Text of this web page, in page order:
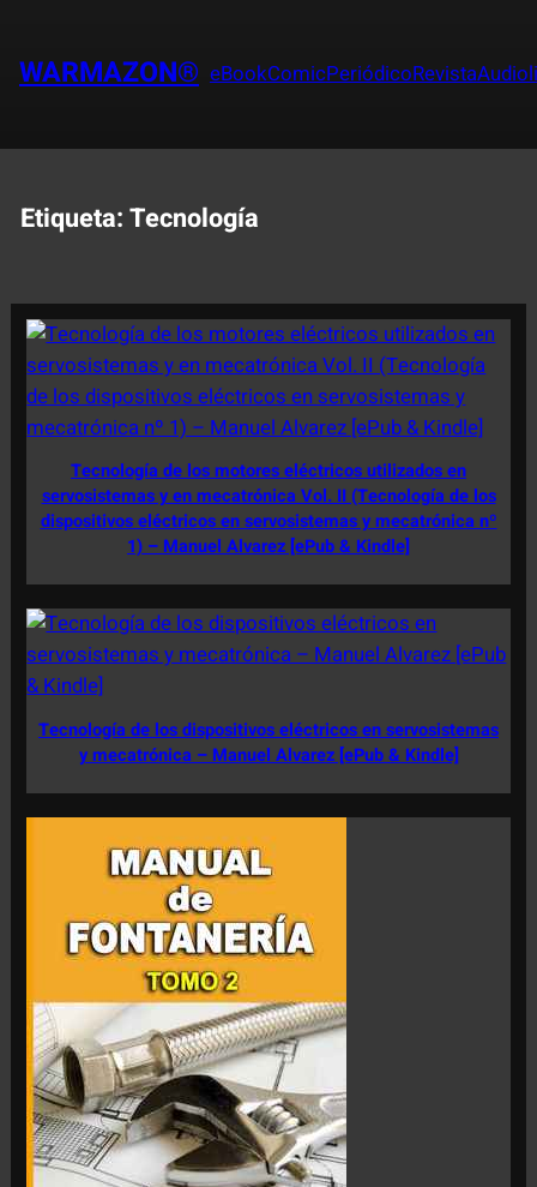
contenido
WARMAZON® eBookComicPeriódicoRevista
Etiqueta:Tecnología
Tecnología de los motores eléctricos utilizados en
servosistemas y en mecatrónica Vol. II (Tecnología de los
dispositivos eléctricos en servosistemas y mecatrónica nº
1) – Manuel Alvarez [ePub & Kindle]
Tecnología de los dispositivos eléctricos en servosistemas
y mecatrónica – Manuel Alvarez [ePub & Kindle]